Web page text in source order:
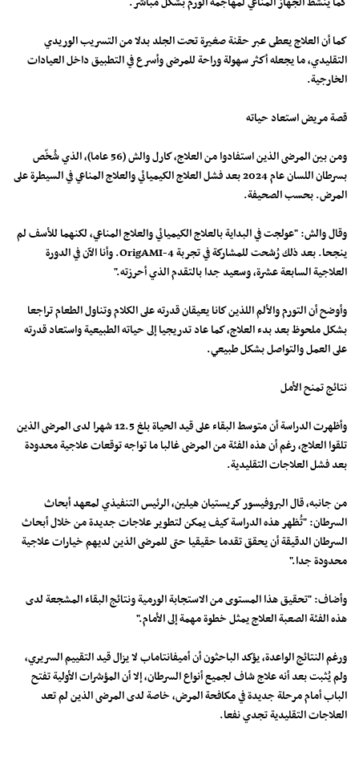
كما أن العلاج يعطى عبر حقنة صغيرة تحت الجلد بدلا من التسريب الوريدي
التقليدي، ما يجعله أكثر سهولة وراحة للمرضى وأسرع في التطبيق داخل العيادات
الخارجية.
قصة مريض استعاد حياته
ومن بين المرضى الذين استفادوا من العلاج، كارل والش (56 عاما)، الذي شُخّص
بسرطان اللسان عام 2024 بعد فشل العلاج الكيميائي والعلاج المناعي في السيطرة على
المرض. بحسب الصحيفة.
وقال والش: "عولجت في البداية بالعلاج الكيميائي والعلاج المناعي، لكنهما للأسف لم
ينجحا. بعد ذلك رُشحت للمشاركة في تجربة OrigAMI-4. وأنا الآن في الدورة
العلاجية السابعة عشرة، وسعيد جدا بالتقدم الذي أحرزته."
وأوضح أن التورم والألم اللذين كانا يعيقان قدرته على الكلام وتناول الطعام تراجعا
بشكل ملحوظ بعد بدء العلاج، كما عاد تدريجيا إلى حياته الطبيعية واستعاد قدرته
على العمل والتواصل بشكل طبيعي.
نتائج تمنح الأمل
وأظهرت الدراسة أن متوسط البقاء على قيد الحياة بلغ 12.5 شهرا لدى المرضى الذين
تلقوا العلاج، رغم أن هذه الفئة من المرضى غالبا ما تواجه توقعات علاجية محدودة
بعد فشل العلاجات التقليدية.
من جانبه، قال البروفيسور كريستيان هيلين، الرئيس التنفيذي لمعهد أبحاث
السرطان: "تُظهر هذه الدراسة كيف يمكن لتطوير علاجات جديدة من خلال أبحاث
السرطان الدقيقة أن يحقق تقدما حقيقيا حتى للمرضى الذين لديهم خيارات علاجية
محدودة جدا."
وأضاف: "تحقيق هذا المستوى من الاستجابة الورمية ونتائج البقاء المشجعة لدى
هذه الفئة الصعبة العلاج يمثل خطوة مهمة إلى الأمام."
ورغم النتائج الواعدة، يؤكد الباحثون أن أميفانتاماب لا يزال قيد التقييم السريري،
ولم يُثبت بعد أنه علاج شاف لجميع أنواع السرطان، إلا أن المؤشرات الأولية تفتح
الباب أمام مرحلة جديدة في مكافحة المرض، خاصة لدى المرضى الذين لم تعد
العلاجات التقليدية تجدي نفعا.